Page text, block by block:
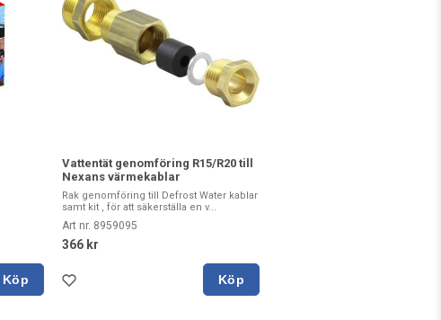
Köp
Vattentät genomföring R15/R20 till
Nexans värmekablar
Rak genomföring till Defrost Water kablar
samt kit , för att säkerställa en v...
Art nr. 8959095
366 kr
Köp